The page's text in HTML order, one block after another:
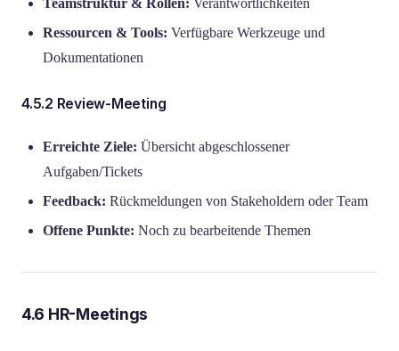
Teamstruktur & Rollen: Verantwortlichkeiten
Ressourcen & Tools: Verfügbare Werkzeuge und
Dokumentationen
4.5.2 Review-Meeting
Erreichte Ziele: Übersicht abgeschlossener
Aufgaben/Tickets
Feedback: Rückmeldungen von Stakeholdern oder Team
Offene Punkte: Noch zu bearbeitende Themen
4.6 HR-Meetings